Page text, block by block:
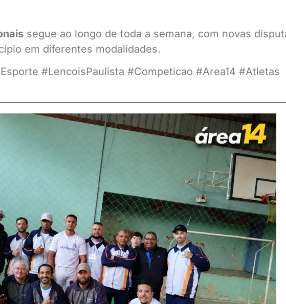
segue ao longo de toda a semana, com novas
em diferentes modalidades.
#LencoisPaulista #Competicao #Area14 #Atletas